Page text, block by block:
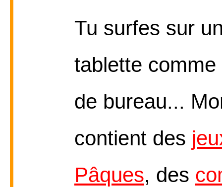
Tu surfes sur
tablette
de bureau...
contient des
Pâques, des